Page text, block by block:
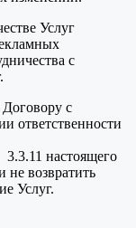
Услуг
с
с
ответственности
настоящего
не возвратить
Услуг.